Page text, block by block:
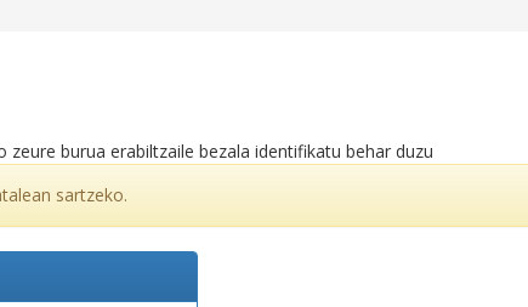
burua erabiltzaile bezala identifikatu behar duzu
sartzeko.